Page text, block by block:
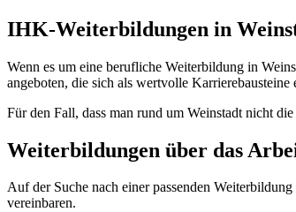
IHK-Weiterbildungen in
Wenn es um eine berufliche Weiterbildung in
angeboten, die sich als wertvolle Karrierebausteine
Für den Fall, dass man rund um Weinstadt nicht
Weiterbildungen über das
Auf der Suche nach einer passenden
vereinbaren.